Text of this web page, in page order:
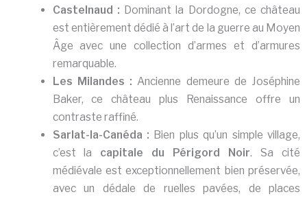
Castelnaud : Dominant la Dordogne, ce château
est entièrement dédié à l’art de la guerre au Moyen
Âge avec une collection d’armes et d’armures
remarquable.
Les Milandes : Ancienne demeure de Joséphine
Baker, ce château plus Renaissance offre un
contraste raffiné.
Sarlat-la-Canéda : Bien plus qu’un simple village,
c’est la capitale du Périgord Noir. Sa cité
médiévale est exceptionnellement bien préservée,
avec un dédale de ruelles pavées, de places